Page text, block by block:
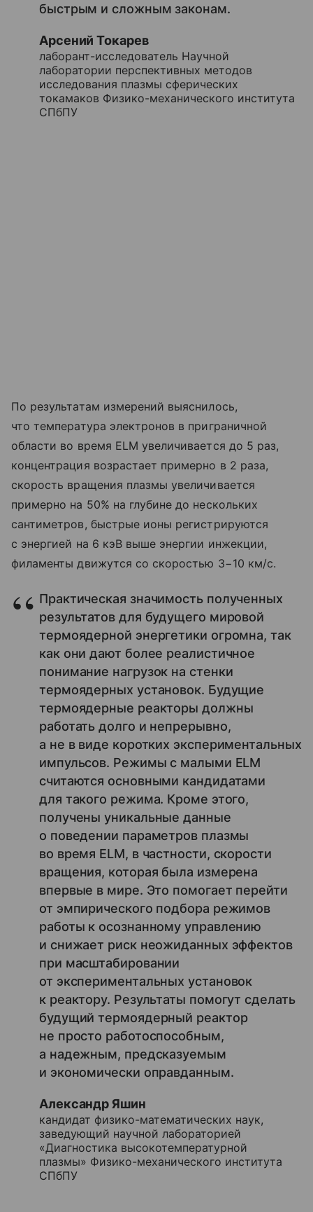
быстрым и сложным законам.
Арсений Токарев
лаборант-исследователь Научной
лаборатории перспективных методов
исследования плазмы сферических
токамаков Физико-механического института
СПбПУ
По результатам измерений выяснилось,
что температура электронов в приграничной
области во время ELM увеличивается до 5 раз,
концентрация возрастает примерно в 2 раза,
скорость вращения плазмы увеличивается
примерно на 50% на глубине до нескольких
сантиметров, быстрые ионы регистрируются
с энергией на 6 кэВ выше энергии инжекции,
филаменты движутся со скоростью 3−10 км/с.
Практическая значимость полученных
результатов для будущего мировой
термоядерной энергетики огромна, так
как они дают более реалистичное
понимание нагрузок на стенки
термоядерных установок. Будущие
термоядерные реакторы должны
работать долго и непрерывно,
а не в виде коротких экспериментальных
импульсов. Режимы с малыми ELM
считаются основными кандидатами
для такого режима. Кроме этого,
получены уникальные данные
о поведении параметров плазмы
во время ELM, в частности, скорости
вращения, которая была измерена
впервые в мире. Это помогает перейти
от эмпирического подбора режимов
работы к осознанному управлению
и снижает риск неожиданных эффектов
при масштабировании
от экспериментальных установок
к реактору. Результаты помогут сделать
будущий термоядерный реактор
не просто работоспособным,
а надежным, предсказуемым
и экономически оправданным.
Александр Яшин
кандидат физико-математических наук,
заведующий научной лабораторией
«Диагностика высокотемпературной
плазмы» Физико-механического института
СПбПУ